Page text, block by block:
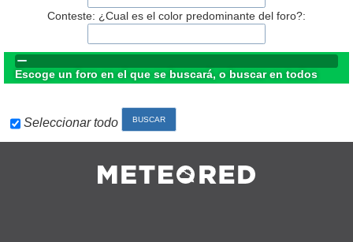
Conteste: ¿Cual es el color predominante del foro?:
Escoge un foro en el que se buscará, o buscar en todos
Seleccionar todo